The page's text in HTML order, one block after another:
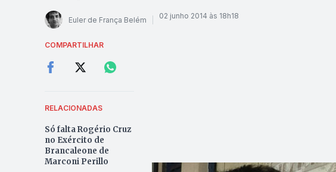
Euler de França Belém 02 junho 2014 às 18h18
COMPARTILHAR
RELACIONADAS
Só falta Rogério Cruz
no Exército de
Brancaleone de
Marconi Perillo